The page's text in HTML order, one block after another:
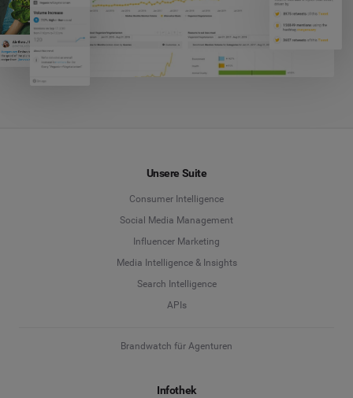
Unsere Suite
Consumer Intelligence
Social Media Management
Influencer Marketing
Media Intelligence & Insights
Search Intelligence
APIs
Brandwatch für Agenturen
Infothek